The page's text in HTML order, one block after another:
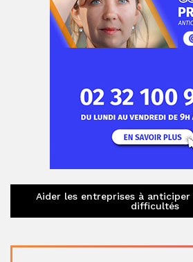
Aider les entreprises à
difficultés